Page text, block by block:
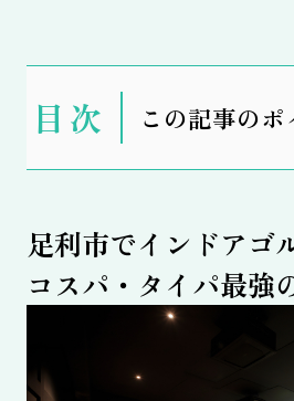
この記事のポ
表
示
足利市でインドアゴ
コスパ・タイパ最強